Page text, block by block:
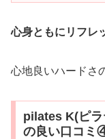
心身ともにリフレ
心地良いハードさ
pilates K(ピラ
の良い口コミ